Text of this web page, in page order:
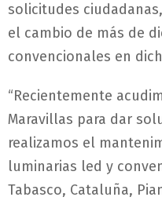
solicitudes
el cambio de más de
convencionales en
“Recientemente
Maravillas para dar
realizamos el
luminarias led y
Tabasco, Cataluña,